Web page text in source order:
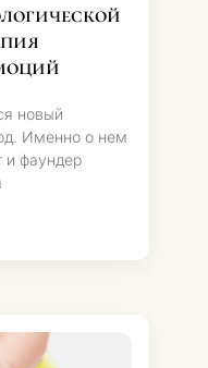
новый
Именно о нем
и фаундер